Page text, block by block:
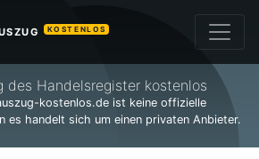
KOSTENLOS
des Handelsregister kostenlos
kostenlos.de ist keine offizielle
es handelt sich um einen privaten Anbieter.